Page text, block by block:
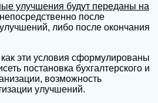
улучшения будут переданы на
непосредственно после
либо после окончания
как эти условия сформулированы
постановка бухгалтерского и
возможность
улучшений.